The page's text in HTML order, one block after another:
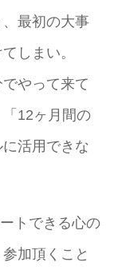
最初の大事
しまい。
でやって来て
12ヶ月間の
活用できな
トできる心の
加頂くこと